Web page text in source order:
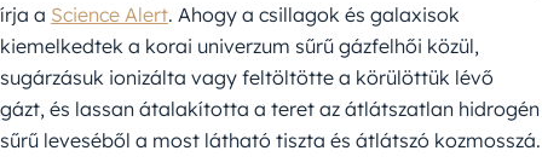
írja a Science Alert. Ahogy a csillagok és galaxisok
kiemelkedtek a korai univerzum sűrű gázfelhői közül,
sugárzásuk ionizálta vagy feltöltötte a körülöttük lévő
gázt, és lassan átalakította a teret az átlátszatlan hidrogén
sűrű leveséből a most látható tiszta és átlátszó kozmosszá.